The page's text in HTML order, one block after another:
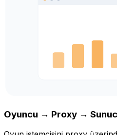
Oyuncu → Proxy →